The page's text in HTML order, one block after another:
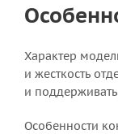
Характер
и жесткость
и
Особенности